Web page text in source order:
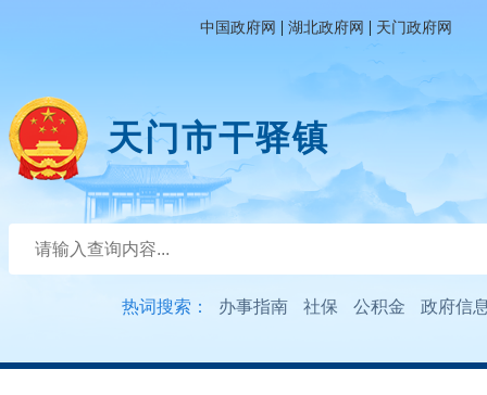
中国政府网 | 湖北政府网 | 天门政府网
天门市干驿镇
热词搜索： 办事指南 社保 公积金 政府信